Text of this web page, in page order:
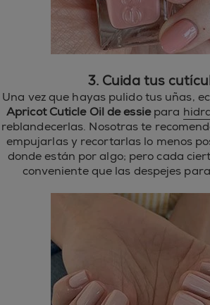
3. Cuida tus
Una vez que hayas pulido tus uñas,
Apricot Cuticle Oil de essiepara
reblandecerlas. Nosotras te
empujarlas y recortarlas lo menos
donde están por algo; pero cada
conveniente que las despejes